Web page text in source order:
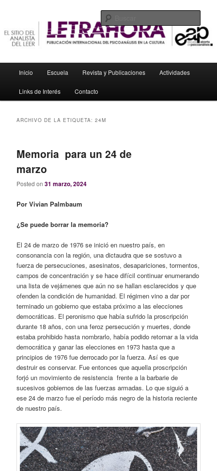
principal
secundarioLetrahora
principal
Inicio Escuela Revista y Publicaciones Actividades
Links de Interés Contacto
ARCHIVO DE LA ETIQUETA:24M
Memoria para un 24 de
marzo
Posted on31 marzo, 2024
Por Vivian Palmbaum
¿Se puede borrar la memoria?
El 24 de marzo de 1976 se inició en nuestro país, en
consonancia con la región, una dictaudra que se sostuvo a
fuerza de persecuciones, asesinatos, desapariciones, tormentos,
campos de concentración y se hace difícil continuar enumerando
una lista de vejámenes que aún no se hallan esclarecidos y que
ofenden la condición de humanidad. El régimen vino a dar por
terminado un gobierno que estaba próximo a las elecciones
democráticas. El peronismo que había sufrido la proscripción
durante 18 años, con una feroz persecución y muertes, donde
estaba prohibido hasta nombrarlo, había podido retornar a la vida
democrática y ganar las elecciones en 1973 hasta que a
principios de 1976 fue derrocado por la fuerza. Así es que
destruir es conservar. Fue entonces que aquella proscripción
forjó un movimiento de resistencia frente a la barbarie de
sucesivos gobiernos de las fuerzas armadas. Lo que siguió a
ese 24 de marzo fue el período más negro de la historia reciente
de nuestro país.